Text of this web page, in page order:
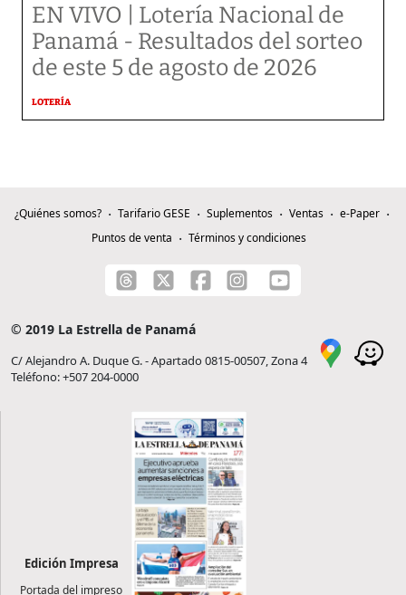
EN VIVO | Lotería Nacional de
Panamá - Resultados del sorteo
de este 5 de agosto de 2026
LOTERÍA
¿Quiénes somos? Tarifario GESE Suplementos Ventas
e-Paper
Puntos de venta
Términos y condiciones
© 2019 La Estrella de Panamá
C/ Alejandro A. Duque G. - Apartado 0815-00507, Zona 4
Teléfono: +507 204-0000
Edición Impresa
Portada del impreso